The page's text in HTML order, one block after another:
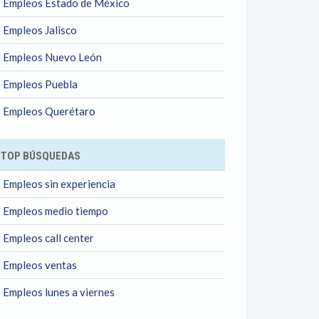
Empleos Estado de México
Empleos Jalisco
Empleos Nuevo León
Empleos Puebla
Empleos Querétaro
TOP BÚSQUEDAS
Empleos sin experiencia
Empleos medio tiempo
Empleos call center
Empleos ventas
Empleos lunes a viernes